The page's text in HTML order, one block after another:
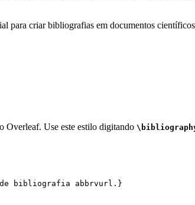
para criar bibliografias em documentos
Overleaf. Use este estilo digitando
de bibliografia abbrvurl.}